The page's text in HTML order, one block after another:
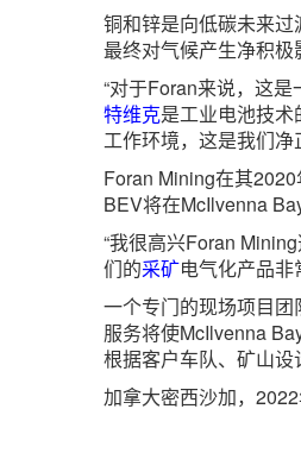
铜和锌是向低碳未来
最终对气候产生净积极
“对于Foran来说，这
特维克是工业电池技
工作环境，这是我们净
Foran Mining在其
BEV将在McIlvenna
“我很高兴Foran
们的采矿电气化产品
一个专门的现场项目
服务将使McIlvenna
根据客户车队、矿山设
加拿大密西沙加，